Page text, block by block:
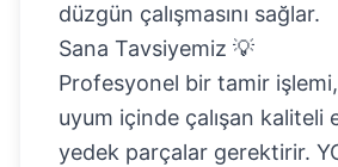
düzgün çalışmasını sağlar.
Sana Tavsiyemiz 💡
Profesyonel bir tamir
uyum içinde çalışan kaliteli
yedek parçalar gerektirir.